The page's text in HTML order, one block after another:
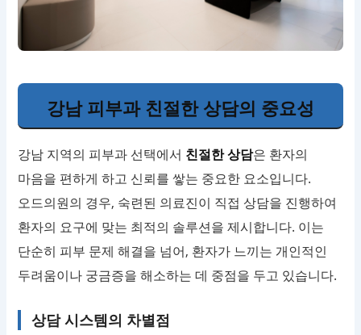
강남 피부과 친절한 상담의 중요성
강남 지역의 피부과 선택에서 친절한 상담은 환자의
마음을 편하게 하고 신뢰를 쌓는 중요한 요소입니다.
오드의원의 경우, 숙련된 의료진이 직접 상담을 진행하여
환자의 요구에 맞는 최적의 솔루션을 제시합니다. 이는
단순히 피부 문제 해결을 넘어, 환자가 느끼는 개인적인
두려움이나 궁금증을 해소하는 데 중점을 두고 있습니다.
상담 시스템의 차별점